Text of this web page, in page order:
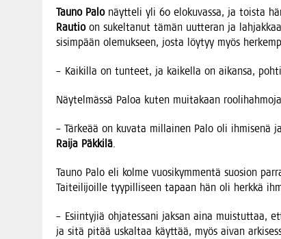
Tau­no Palonäyt­te­li yli 60 elo­ku­vas­sa, ja tois­ta
Rau­tio on sukel­ta­nut tämän uut­te­ran ja
sisim­pään ole­muk­seen, jos­ta löy­tyy myös
– Kai­kil­la on tun­teet, ja kai­kel­la on aikan­sa,
Näy­tel­mäs­sä Paloa kuten mui­ta­kaan
– Tär­ke­ää on kuva­ta mil­lai­nen Palo oli
Rai­ja Päk­ki­lä
Tau­no Palo eli kol­me vuo­si­kym­men­tä suo­sion
Tai­tei­li­joil­le tyy­pil­li­seen tapaan hän oli herk­kä
– Esiin­ty­jiä ohja­tes­sa­ni jak­san aina muis­tut­taa,
ja sitä pitää uskal­taa käyt­tää, myös aivan